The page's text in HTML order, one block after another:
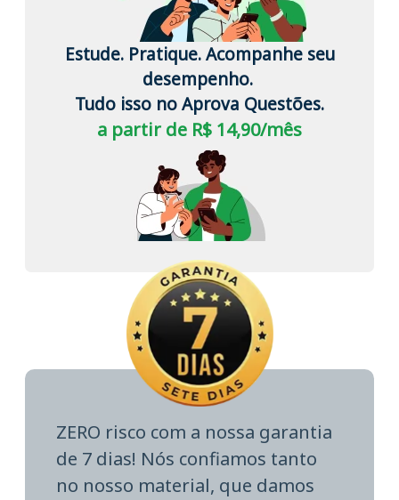
Estude. Pratique. Acompanhe seu
desempenho.
Tudo isso no Aprova Questões.
a partir de R$ 14,90/mês
ZERO risco com a nossa garantia
de 7 dias! Nós confiamos tanto
no nosso material, que damos